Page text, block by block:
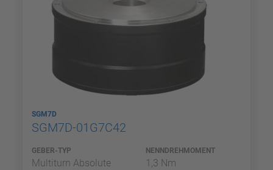
SGM7D
SGM7D-01G7C42
GEBER-TYP
Multiturn Absolute
NENNDREHMOMENT
1,3 Nm